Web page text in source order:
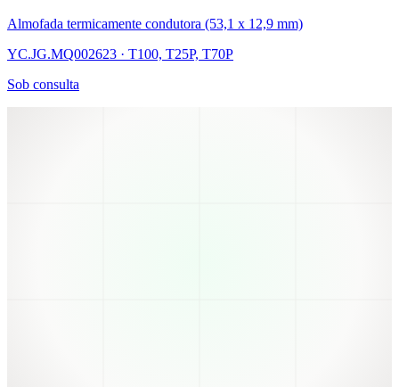
Almofada termicamente condutora (53,1 x 12,9 mm)
YC.JG.MQ002623 · T100, T25P, T70P
Sob consulta